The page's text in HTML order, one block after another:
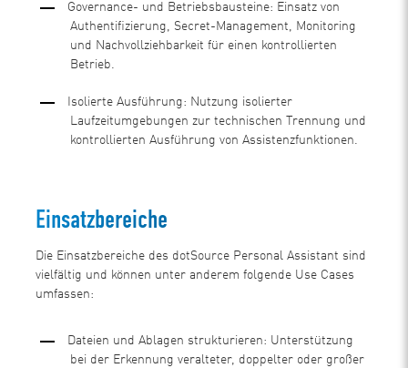
Governance- und Betriebsbausteine: Einsatz von
Authentifizierung, Secret-Management, Monitoring
und Nachvollziehbarkeit für einen kontrollierten
Betrieb.
Isolierte Ausführung: Nutzung isolierter
Laufzeitumgebungen zur technischen Trennung und
kontrollierten Ausführung von Assistenzfunktionen.
Einsatzbereiche
Die Einsatzbereiche des dotSource Personal Assistant sind
vielfältig und können unter anderem folgende Use Cases
umfassen:
Dateien und Ablagen strukturieren: Unterstützung
bei der Erkennung veralteter, doppelter oder großer